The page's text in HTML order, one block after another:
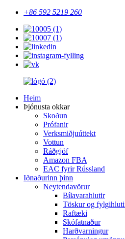
+86 592 5219 260
Heim
Þjónusta okkar
Skoðun
Prófanir
Verksmiðjuúttekt
Vottun
Ráðgjöf
Amazon FBA
EAC fyrir Rússland
Iðnaðurinn þinn
Neytendavörur
Bílavarahlutir
Töskur og
Raftæki
Skófatnaður
Harðvarningur